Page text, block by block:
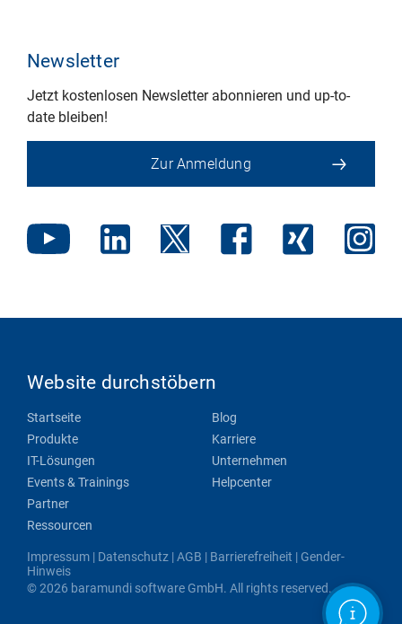
Newsletter
Jetzt kostenlosen Newsletter abonnieren und up-to-
date bleiben!
Zur Anmeldung
Website durchstöbern
Startseite
Produkte
IT-Lösungen
Events & Trainings
Partner
Ressourcen
Blog
Karriere
Unternehmen
Helpcenter
Impressum | Datenschutz |AGB | Barrierefreiheit | Gender-
Hinweis
© 2026 baramundi software GmbH. All rights reserved.